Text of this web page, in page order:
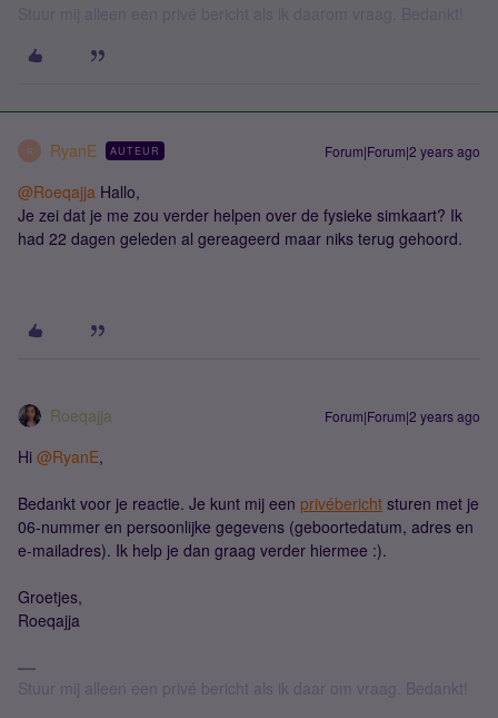
R RyanE AUTEUR Forum|Forum|2 years ago
@Roeqajja Hallo,
Je zei dat je me zou verder helpen over de fysieke simkaart? Ik
had 22 dagen geleden al gereageerd maar niks terug gehoord.
Roeqajja Forum|Forum|2 years ago
Hi @RyanE,
Bedankt voor je reactie. Je kunt mij een privébericht sturen met je
06-nummer en persoonlijke gegevens (geboortedatum, adres en
e-mailadres). Ik help je dan graag verder hiermee :).
Groetjes,
Roeqajja
Stuur mij alleen een privé bericht als ik daar om vraag. Bedankt!